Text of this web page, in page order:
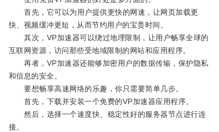
首先，它可以为用户提供更快的网速，让网页加载更
快、视频缓冲更短，从而节约用户的宝贵时间。
其次，VP加速器可以绕过地理限制，让用户畅享全球的
互联网资源，访问那些受地域限制的网站和应用程序。
再者，VP加速器还能够加密用户的数据传输，保护隐私
和信息的安全。
要想畅享高速网络的乐趣，你只需要简单几步。
首先，下载并安装一个免费的VP加速器应用程序。
然后，选择一个速度快、稳定性好的服务器节点进行连
接。